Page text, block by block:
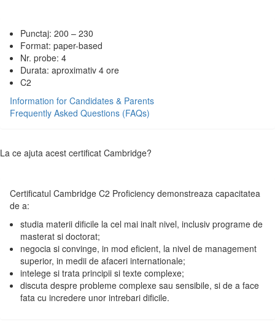
Punctaj: 200 – 230
Format: paper-based
Nr. probe: 4
Durata: aproximativ 4 ore
C2
Information for Candidates & Parents
Frequently Asked Questions (FAQs)
La ce ajuta acest certificat Cambridge?
Certificatul Cambridge C2 Proficiency demonstreaza capacitatea
de a:
studia materii dificile la cel mai inalt nivel, inclusiv programe de
masterat si doctorat;
negocia si convinge, in mod eficient, la nivel de management
superior, in medii de afaceri internationale;
intelege si trata principii si texte complexe;
discuta despre probleme complexe sau sensibile, si de a face
fata cu incredere unor intrebari dificile.